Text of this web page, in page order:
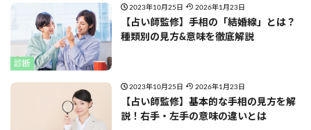
診断
2023年10月25日 2026年1月23日
【占い師監修】手相の「結婚線」とは？
種類別の見方&意味を徹底解説
2023年10月25日 2026年1月23日
【占い師監修】基本的な手相の見方を解
説！右手・左手の意味の違いとは